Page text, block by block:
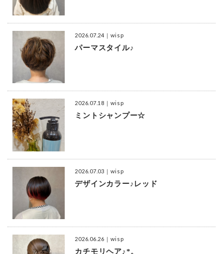
2026.07.24 ｜wisp
パーマスタイル♪
2026.07.18 ｜wisp
ミントシャンプー☆
2026.07.03 ｜wisp
デザインカラー♪レッド
2026.06.26 ｜wisp
カチモリヘア♪*。